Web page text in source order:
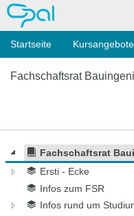
OPAL
Startseite Kursangebote
Fachschaftsrat
Fachschaftsrat
Ersti - Ecke
Infos zum FSR
Infos rund um